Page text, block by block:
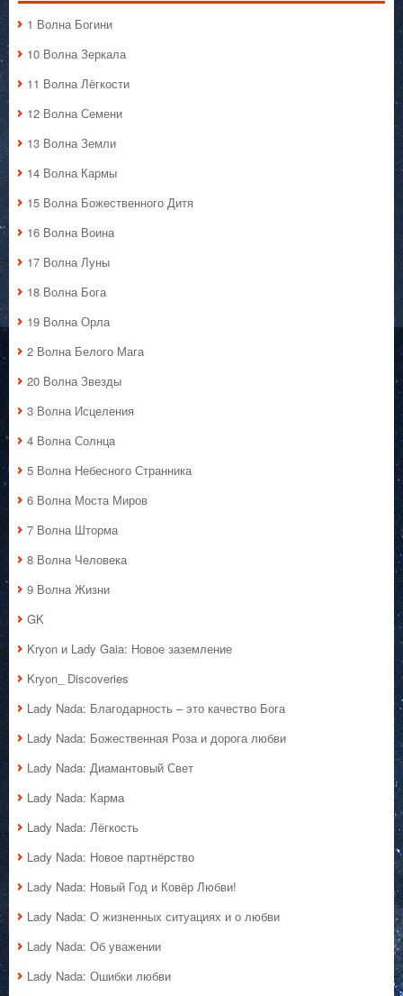
1 Волна Богини
10 Волна Зеркала
11 Волна Лёгкости
12 Волна Семени
13 Волна Земли
14 Волна Кармы
15 Волна Божественного Дитя
16 Волна Воина
17 Волна Луны
18 Волна Бога
19 Волна Орла
2 Волна Белого Мага
20 Волна Звезды
3 Волна Исцеления
4 Волна Солнца
5 Волна Небесного Странника
6 Волна Моста Миров
7 Волна Шторма
8 Волна Человека
9 Волна Жизни
GK
Kryon и Lady Gaia: Новое заземление
Kryon_ Discoveries
Lady Nada: Благодарность – это качество Бога
Lady Nada: Божественная Роза и дорога любви
Lady Nada: Диамантовый Свет
Lady Nada: Карма
Lady Nada: Лёгкость
Lady Nada: Новое партнёрство
Lady Nada: Новый Год и Ковёр Любви!
Lady Nada: О жизненных ситуациях и о любви
Lady Nada: Об уважении
Lady Nada: Ошибки любви